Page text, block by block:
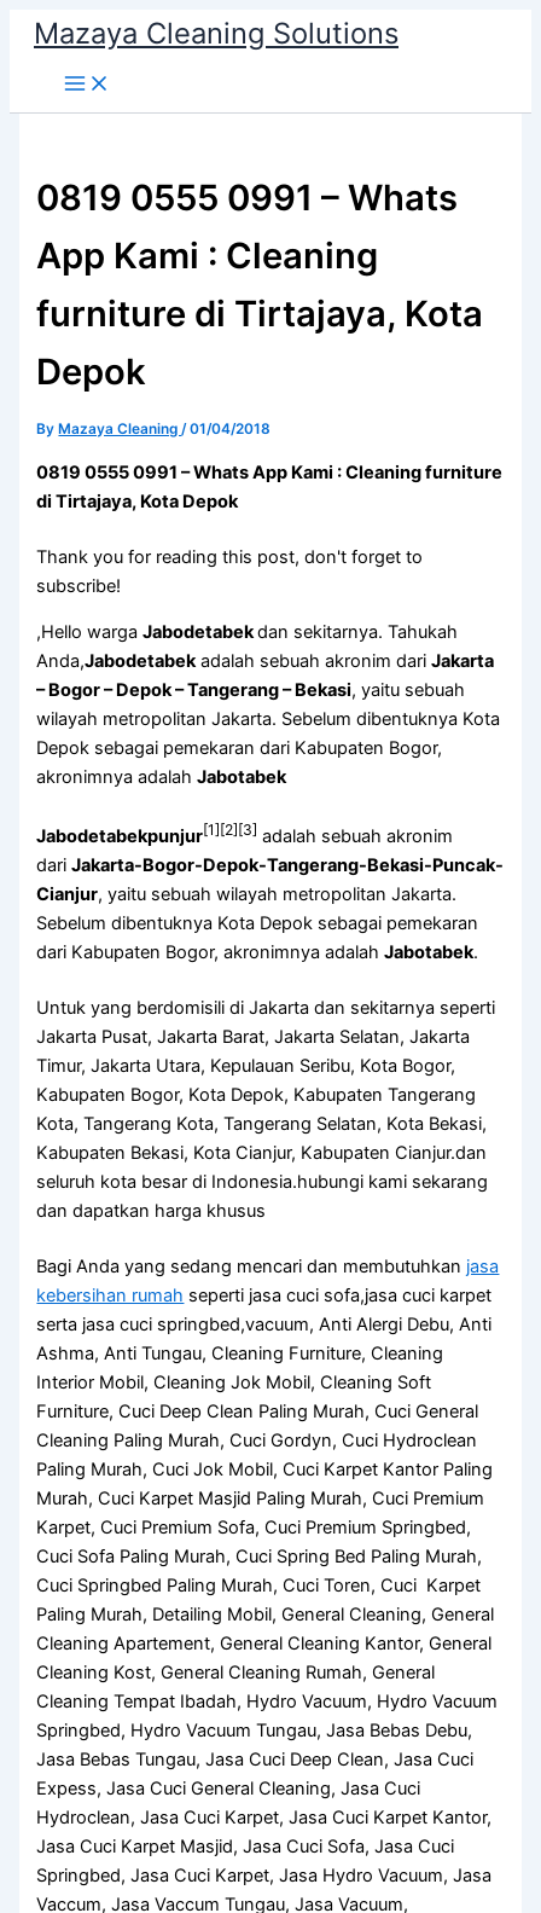
content
Mazaya Cleaning Solutions
0819 0555 0991 – Whats
App Kami : Cleaning
furniture di Tirtajaya, Kota
Depok
By Mazaya Cleaning/01/04/2018
0819 0555 0991 – Whats App Kami : Cleaning furniture
di Tirtajaya, Kota Depok
Thank you for reading this post, don't forget to
subscribe!
,Hello wargaJabodetabekdan sekitarnya. Tahukah
Anda,Jabodetabekadalah sebuah akronim dariJakarta
– Bogor – Depok – Tangerang – Bekasi, yaitu sebuah
wilayah metropolitan Jakarta. Sebelum dibentuknya Kota
Depok sebagai pemekaran dari Kabupaten Bogor,
akronimnya adalahJabotabek
Jabodetabekpunjur[1] [2] [3] adalah sebuah akronim
dariJakarta-Bogor-Depok-Tangerang-Bekasi-Puncak-
Cianjur, yaitu sebuah wilayah metropolitan Jakarta.
Sebelum dibentuknya Kota Depok sebagai pemekaran
dari Kabupaten Bogor, akronimnya adalahJabotabek.
Untuk yang berdomisili di Jakarta dan sekitarnya seperti
Jakarta Pusat, Jakarta Barat, Jakarta Selatan, Jakarta
Timur, Jakarta Utara, Kepulauan Seribu, Kota Bogor,
Kabupaten Bogor, Kota Depok, Kabupaten Tangerang
Kota, Tangerang Kota, Tangerang Selatan, Kota Bekasi,
Kabupaten Bekasi, Kota Cianjur, Kabupaten Cianjur.dan
seluruh kota besar di Indonesia.hubungi kami sekarang
dan dapatkan harga khusus
Bagi Anda yang sedang mencari dan membutuhkan jasa
kebersihan rumah seperti jasa cuci sofa,jasa cuci karpet
serta jasa cuci springbed,vacuum, Anti Alergi Debu, Anti
Ashma, Anti Tungau, Cleaning Furniture, Cleaning
Interior Mobil, Cleaning Jok Mobil, Cleaning Soft
Furniture, Cuci Deep Clean Paling Murah, Cuci General
Cleaning Paling Murah, Cuci Gordyn, Cuci Hydroclean
Paling Murah, Cuci Jok Mobil, Cuci Karpet Kantor Paling
Murah, Cuci Karpet Masjid Paling Murah, Cuci Premium
Karpet, Cuci Premium Sofa, Cuci Premium Springbed,
Cuci Sofa Paling Murah, Cuci Spring Bed Paling Murah,
Cuci Springbed Paling Murah, Cuci Toren, Cuci Karpet
Paling Murah, Detailing Mobil, General Cleaning, General
Cleaning Apartement, General Cleaning Kantor, General
Cleaning Kost, General Cleaning Rumah, General
Cleaning Tempat Ibadah, Hydro Vacuum, Hydro Vacuum
Springbed, Hydro Vacuum Tungau, Jasa Bebas Debu,
Jasa Bebas Tungau, Jasa Cuci Deep Clean, Jasa Cuci
Expess, Jasa Cuci General Cleaning, Jasa Cuci
Hydroclean, Jasa Cuci Karpet, Jasa Cuci Karpet Kantor,
Jasa Cuci Karpet Masjid, Jasa Cuci Sofa, Jasa Cuci
Springbed, Jasa Cuci Karpet, Jasa Hydro Vacuum, Jasa
Vaccum, Jasa Vaccum Tungau, Jasa Vacuum,